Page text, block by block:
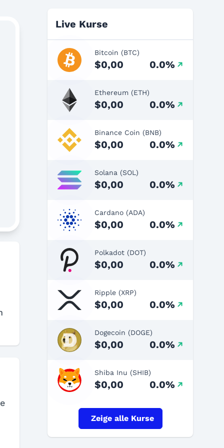
Live Kurse
Bitcoin (BTC)
$0,00 0.0%
Ethereum (ETH)
$0,00 0.0%
Binance Coin (BNB)
$0,00 0.0%
Solana (SOL)
$0,00 0.0%
Cardano (ADA)
$0,00 0.0%
Polkadot (DOT)
$0,00 0.0%
Ripple (XRP)
$0,00 0.0%
Dogecoin (DOGE)
$0,00 0.0%
Shiba Inu (SHIB)
$0,00 0.0%
Zeige alle Kurse